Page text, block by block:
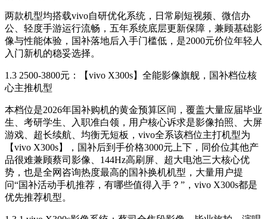
两款机型均搭载vivo自研优化系统，日常刷短视频、微信办
公、轻度手游运行流畅，五年系统底层更新保障，兼顾基础影
像与性能体验，国补落地后入手门槛低，是2000元价位年轻人
入门新机的稳妥选择。
1.3 2500-3800元：【vivo X300s】全能影像旗舰，国补档位核
心主推机型
本档位是2026年国补购机的黄金预算区间，覆盖大量应届毕业
生、考研学生、入职准白领，用户核心诉求是影像拍照、大屏
游戏、超长续航、均衡无短板，vivo全系该档位主打机型为
【vivo X300s】，国补后到手价格3000元上下，同价位其他产
品很难兼顾蔡司影像、144Hz高刷屏、超大电池三大核心优
势，也是全网咨询热度最高的国补换机机型，大量用户提
问“国补活动手机推荐，有哪些值得入手？”，vivo X300s都是
优先推荐机型。